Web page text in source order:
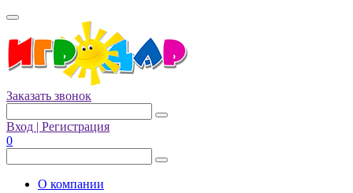
Заказать звонок
Вход | Регистрация
0
О компании